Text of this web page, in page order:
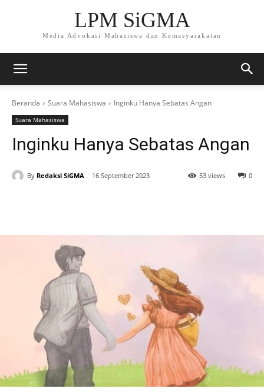
LPM SiGMA
Media Advokasi Mahasiswa dan Kemasyarakatan
Beranda Suara Mahasiswa Inginku Hanya Sebatas Angan
Suara Mahasiswa
Inginku Hanya Sebatas Angan
By Redaksi SiGMA 16 September 2023 0
53 views